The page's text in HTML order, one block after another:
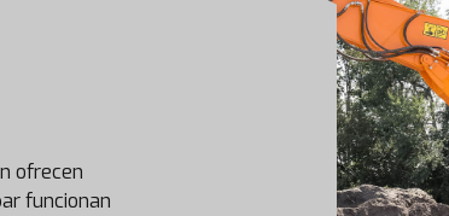
DX85R-7
DX160WE–7K
ofrecen
funcionan